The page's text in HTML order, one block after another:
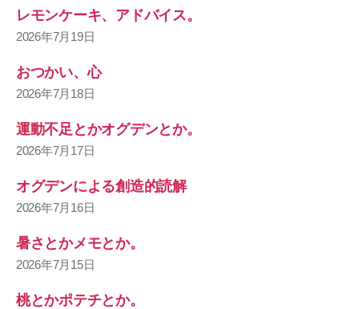
レモンケーキ、アドバイス。
2026年7月19日
おつかい、心
2026年7月18日
運動不足とかオグデンとか。
2026年7月17日
オグデンによる創造的読解
2026年7月16日
暑さとかメモとか。
2026年7月15日
桃とかポテチとか。